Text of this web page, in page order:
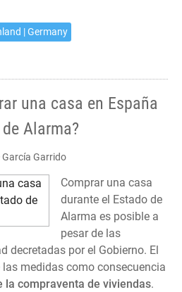
| Germany
una casa en España
Alarma?
Garrido
Comprar una casa
durante el Estado de
Alarma es posible a
pesar de las
decretadas por el Gobierno. El
las medidas como consecuencia
la compraventa de viviendas.